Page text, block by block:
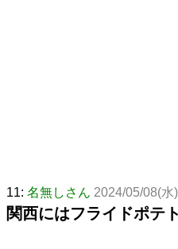
11: 名無しさん 2024/05/08(
関西にはフライドポテ